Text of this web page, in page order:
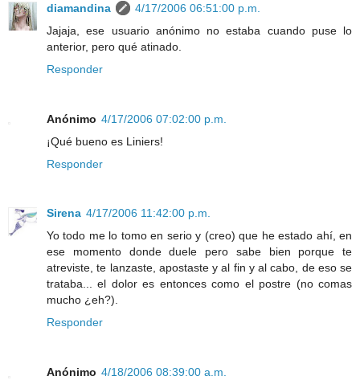
diamandina
4/17/2006 06:51:00 p.m.
Jajaja, ese usuario anónimo no estaba cuando puse lo
anterior, pero qué atinado.
Responder
Anónimo 4/17/2006 07:02:00 p.m.
¡Qué bueno es Liniers!
Responder
Sirena 4/17/2006 11:42:00 p.m.
Yo todo me lo tomo en serio y (creo) que he estado ahí, en
ese momento donde duele pero sabe bien porque te
atreviste, te lanzaste, apostaste y al fin y al cabo, de eso se
trataba... el dolor es entonces como el postre (no comas
mucho ¿eh?).
Responder
Anónimo 4/18/2006 08:39:00 a.m.